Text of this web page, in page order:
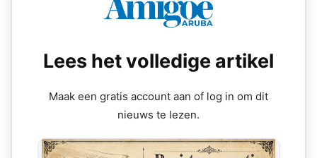
Lees het volledige artikel
Maak een gratis account aan of log in om dit
nieuws te lezen.